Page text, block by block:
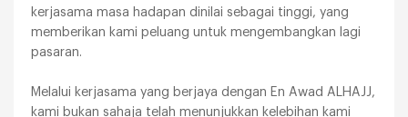
kerjasama masa hadapan dinilai sebagai tinggi, yang
memberikan kami peluang untuk mengembangkan lagi
pasaran.
Melalui kerjasama yang berjaya dengan En Awad ALHAJJ,
kami bukan sahaja telah menunjukkan kelebihan kami